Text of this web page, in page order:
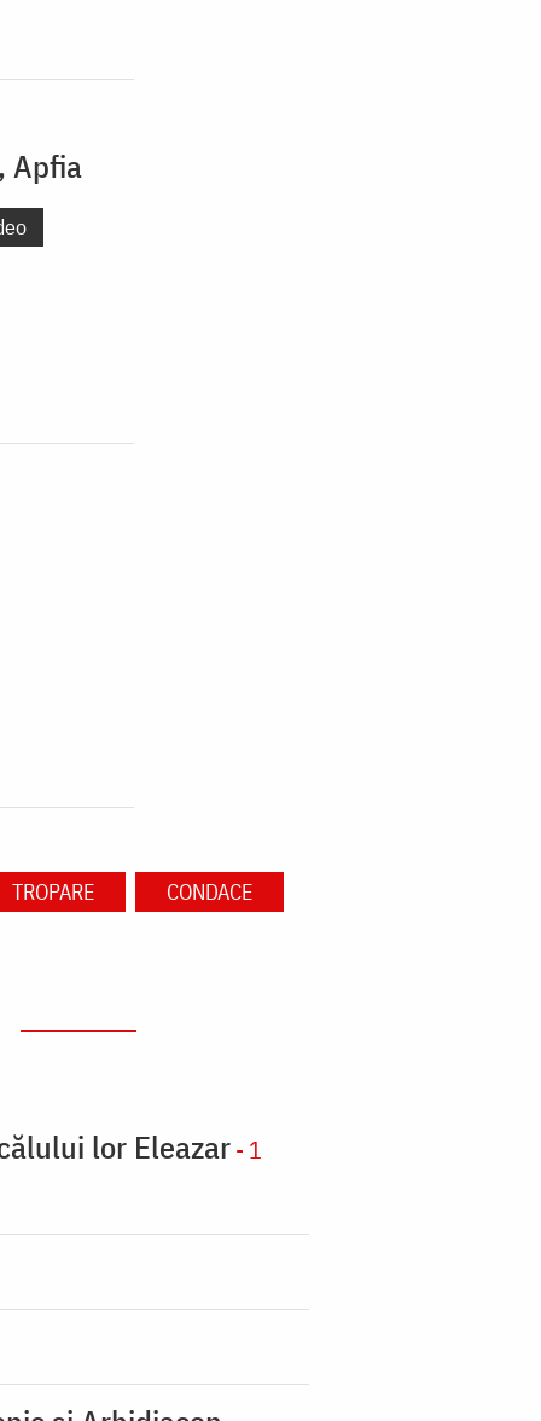
Apfia
TROPARE CONDACE
lor Eleazar- 1